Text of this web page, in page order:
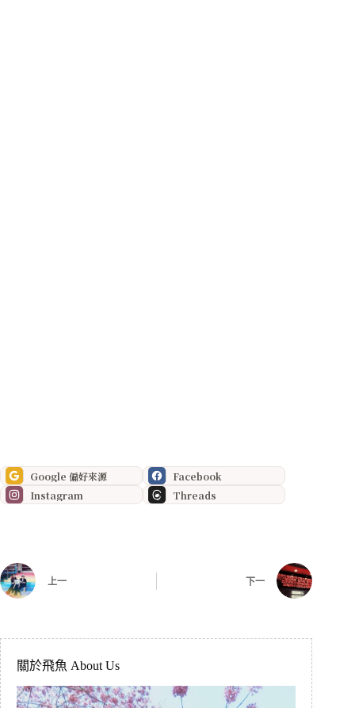
Google 偏好來源
Facebook
Instagram
Threads
上一 下一
關於飛魚 About Us